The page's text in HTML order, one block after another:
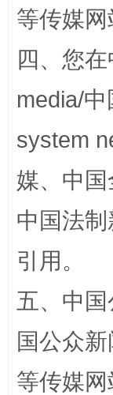
“蜀中异
等传媒
四、您
media/
system
媒、中
中国法
引用。
五、中
国公众
等传媒